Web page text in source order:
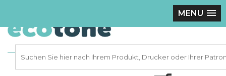
MENU